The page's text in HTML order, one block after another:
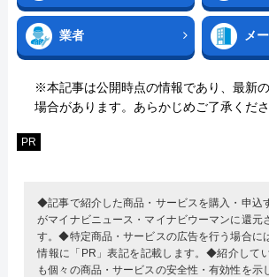
業者 メ
※本記事は公開時点の情報であり、最新
場合があります。あらかじめご了承くださ
PR
◆記事で紹介した商品・サービスを購入・申込
がマイナビニュース・マイナビウーマンに還元
す。◆特定商品・サービスの広告を行う場合に
情報に「PR」表記を記載します。◆紹介して
も個々の商品・サービスの安全性・有効性を示